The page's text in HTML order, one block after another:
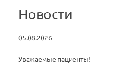
Новости
05.08.2026
Уважаемые пациенты!